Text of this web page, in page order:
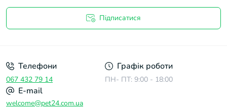
Підписатися
Телефони
067 432 79 14
Графік роботи
ПН- ПТ: 9:00 - 18:00
E-mail
welcome@pet24.com.ua